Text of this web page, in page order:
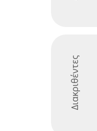
Διακριθέντες